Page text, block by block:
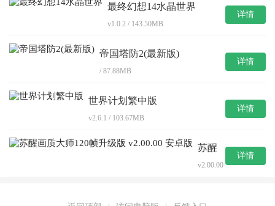
最终幻想14水晶世界
v1.0.2 / 143.50MB
详情
帝国塔防2(最新版)
/ 87.88MB
详情
世界计划繁中版
v2.6.1 / 103.67MB
详情
苏醒
大师
版
v2.00.00
详情